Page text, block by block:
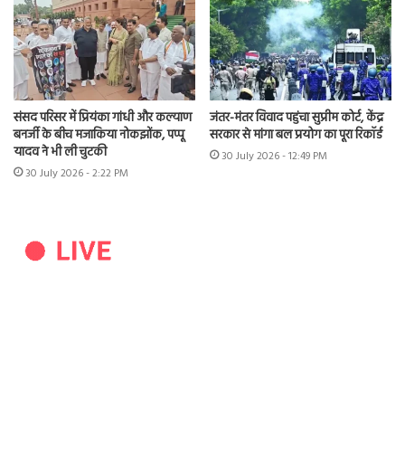
संसद परिसर में प्रियंका गांधी और कल्याण
बनर्जी के बीच मजाकिया नोकझोंक, पप्पू
यादव ने भी ली चुटकी
30 July 2026 - 2:22 PM
जंतर-मंतर विवाद पहुंचा सुप्रीम कोर्ट, केंद्र
सरकार से मांगा बल प्रयोग का पूरा रिकॉर्ड
30 July 2026 - 12:49 PM